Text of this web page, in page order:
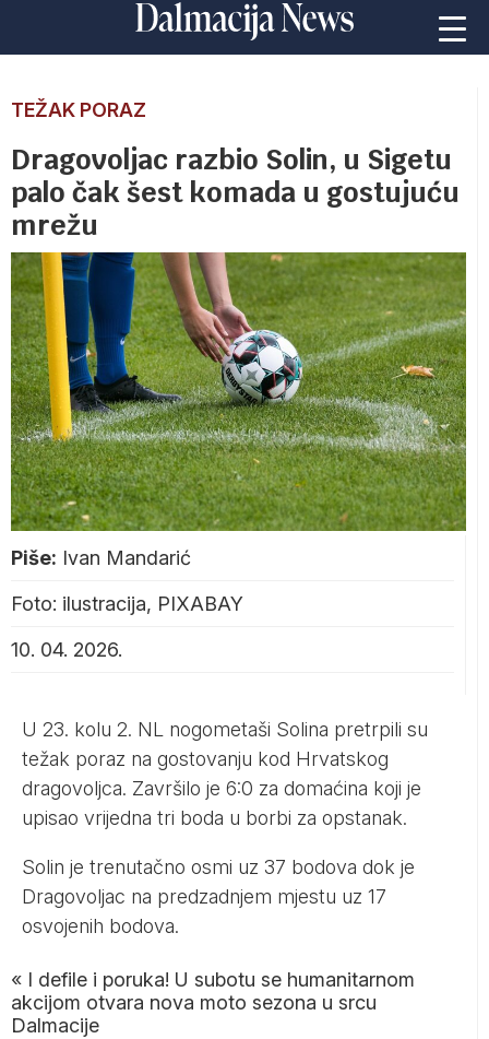
TEŽAK PORAZ
Dragovoljac razbio Solin, u Sigetu
palo čak šest komada u gostujuću
mrežu
Piše: Ivan Mandarić
Foto: ilustracija, PIXABAY
10. 04. 2026.
U 23. kolu 2. NL nogometaši Solina pretrpili su
težak poraz na gostovanju kod Hrvatskog
dragovoljca. Završilo je 6:0 za domaćina koji je
upisao vrijedna tri boda u borbi za opstanak.
Solin je trenutačno osmi uz 37 bodova dok je
Dragovoljac na predzadnjem mjestu uz 17
osvojenih bodova.
« I defile i poruka! U subotu se humanitarnom
akcijom otvara nova moto sezona u srcu
Dalmacije